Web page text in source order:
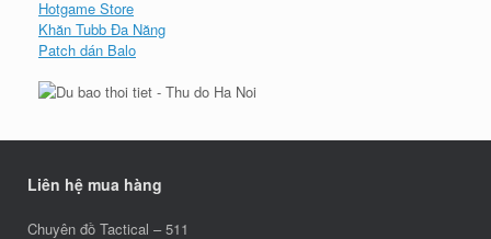
Hotgame Store
Khăn Tubb Đa Năng
Patch dán Balo
Liên hệ mua hàng
Chuyên đồ Tactical – 511